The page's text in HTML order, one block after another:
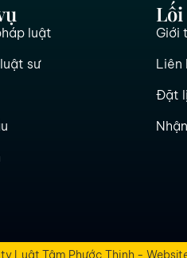
luật
sư
Giới
Liên
Đặt
Luật Tâm Phước Thịnh -